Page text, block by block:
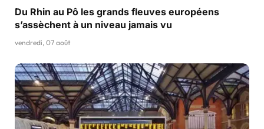
Du Rhin au Pô les grands fleuves européens
s’assèchent à un niveau jamais vu
vendredi, 07 août